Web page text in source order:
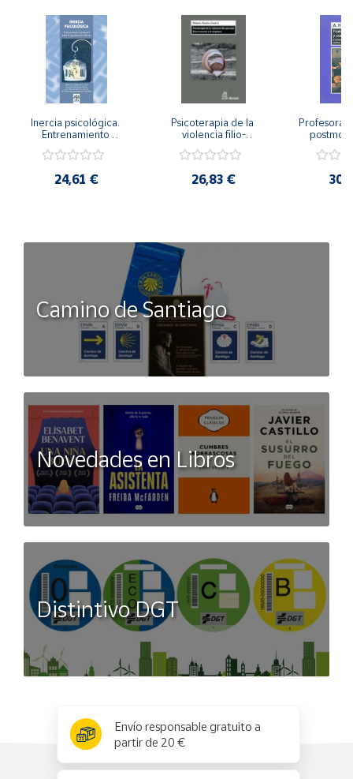
Inercia psicológica.
Entrenamiento
Igualdad de Género.
24,61 €
Psicoterapia de la
violencia filio-
secreto y la
26,83 €
Camino de Santiago
Novedades en Libros
Distintivo DGT
Envío responsable gratuito a
partir de 20 €